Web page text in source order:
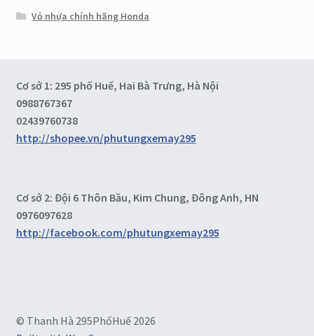
Vỏ nhựa chính hãng Honda
Cơ sở 1: 295 phố Huế, Hai Bà Trưng, Hà Nội
0988767367
02439760738
http://shopee.vn/phutungxemay295
Cơ sở 2: Đội 6 Thôn Bầu, Kim Chung, Đông Anh, HN
0976097628
http://facebook.com/phutungxemay295
© Thanh Hà 295PhốHuế 2026